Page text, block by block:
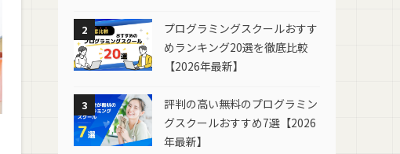
2
プログラミングスクールおすす
めランキング20選を徹底比較
【2026年最新】
3
評判の高い無料のプログラミン
グスクールおすすめ7選【2026
年最新】